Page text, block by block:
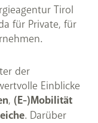
Tirol
für Private, für
der
Einblicke
, (E-)Mobilität
. Darüber